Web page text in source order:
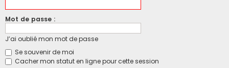
Mot de passe :
J’ai oublié mon mot de passe
Se souvenir de moi
Cacher mon statut en ligne pour cette session